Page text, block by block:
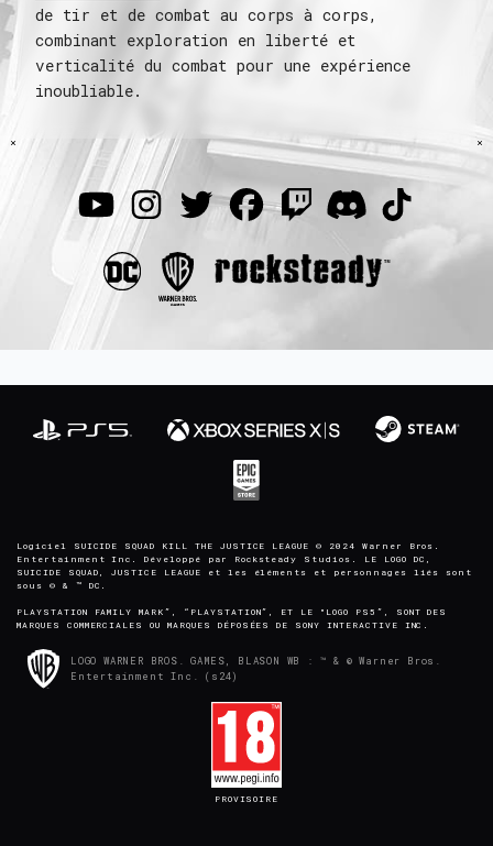
de tir et de combat au corps à corps,
combinant exploration en liberté et
verticalité du combat pour une expérience
inoubliable.
Logiciel SUICIDE SQUAD KILL THE JUSTICE LEAGUE © 2024 Warner Bros.
Entertainment Inc. Développé par Rocksteady Studios. LE LOGO DC,
SUICIDE SQUAD, JUSTICE LEAGUE et les éléments et personnages liés sont
sous © & ™ DC.
PLAYSTATION FAMILY MARK”, “PLAYSTATION”, ET LE "LOGO PS5”, SONT DES
MARQUES COMMERCIALES OU MARQUES DÉPOSÉES DE SONY INTERACTIVE INC.
LOGO WARNER BROS. GAMES, BLASON WB : ™ & © Warner Bros.
Entertainment Inc. (s24)
PROVISOIRE